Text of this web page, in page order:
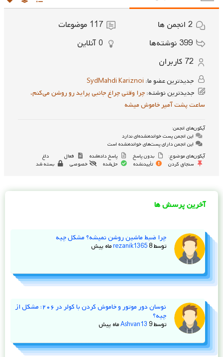
2 انجمن ها 117 موضوعات
399 نوشته‌ها 0 آنلاین
72 کاربران
جدیدترین عضو ما: SydMahdi Kariznoi
جدیدترین نوشته:چرا وقتی چراغ جانبی پراید رو روشن می‌کنم،
ساعت پشت آمپر خاموش میشه
آیکون‌های انجمن:
این انجمن پست خوانده‌نشده‌ای ندارد
این انجمن دارای پست‌های خوانده‌نشده است
آیکون‌های موضوع:
بدون پاسخ پاسخ داده‌شده فعال
داغ
سنجاق کردن
تأییدنشده حل‌شده خصوصی بسته شد
آخرین پرسش ها
چرا ضبط ماشین روشن نمیشه؟ مشکل چیه
توسط rezanik1365 8 ماه پیش
نوسان دور موتور و خاموش کردن با کولر در ۲۰۶؛ مشکل از
چیه؟
توسط Ashvan13 9 ماه پیش